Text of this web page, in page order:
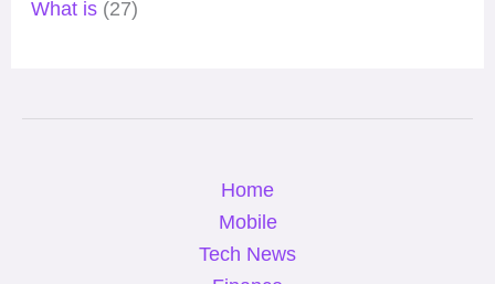
What is(27)
Home
Mobile
Tech News